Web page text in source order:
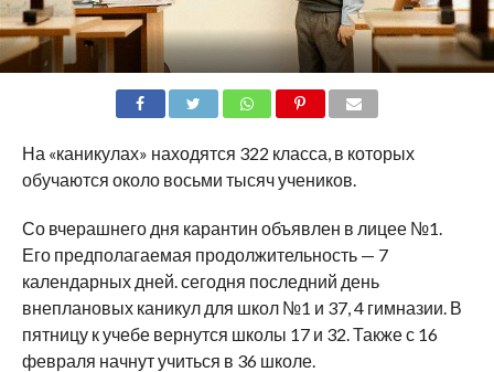
На «каникулах» находятся 322 класса, в которых
обучаются около восьми тысяч учеников.
Со вчерашнего дня карантин объявлен в лицее №1.
Его предполагаемая продолжительность — 7
календарных дней. сегодня последний день
внеплановых каникул для школ №1 и 37, 4 гимназии. В
пятницу к учебе вернутся школы 17 и 32. Также с 16
февраля начнут учиться в 36 школе.